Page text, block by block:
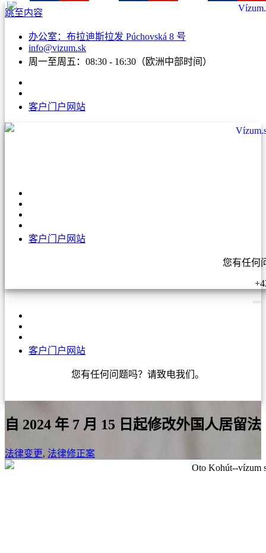
跳至内容
办公室：布拉迪斯拉发 Púchovská 8 号
info@vizum.sk
周一至周五：08:30 - 16:30（欧洲中部时间）
客户门户网站
客户门户网站
您有任何问题吗？请致电我们。
客户门户网站
您有任何
自 2024 年 7 月 15 日起修改外国人居留法
法律变更, 法律修正案